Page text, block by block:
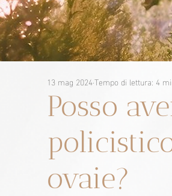
Posso
ovaie?
13 mag 2024Tempo di lettura: 4